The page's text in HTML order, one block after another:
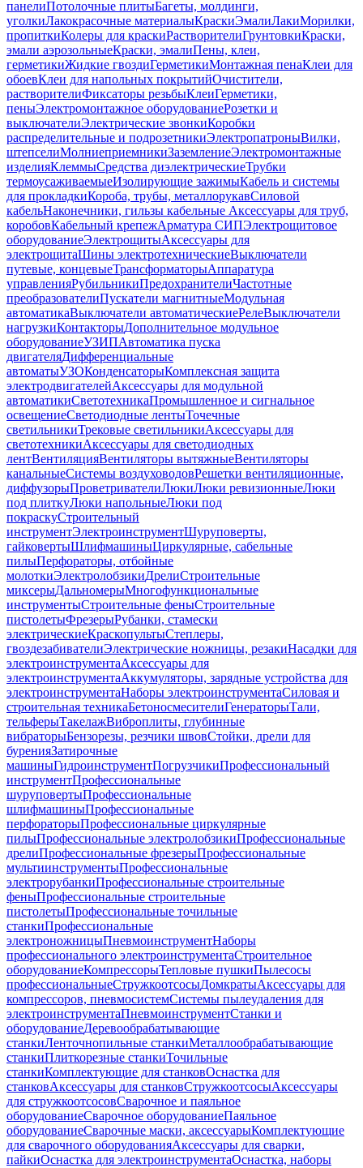
панелиПотолочные плитыБагеты, молдинги,
уголкиЛакокрасочные материалыКраскиЭмалиЛакиМорилки,
пропиткиКолеры для краскиРастворителиГрунтовкиКраски,
эмали аэрозольныеКраски, эмалиПены, клеи,
герметикиЖидкие гвоздиГерметикиМонтажная пенаКлеи для
обоевКлеи для напольных покрытийОчистители,
растворителиФиксаторы резьбыКлеиГерметики,
пеныЭлектромонтажное оборудованиеРозетки и
выключателиЭлектрические звонкиКоробки
распределительные и подрозетникиЭлектропатроныВилки,
штепселиМолниеприемникиЗаземлениеЭлектромонтажные
изделияКлеммыСредства диэлектрическиеТрубки
термоусаживаемыеИзолирующие зажимыКабель и системы
для прокладкиКороба, трубы, металлорукавСиловой
кабельНаконечники, гильзы кабельные Аксессуары для труб,
коробовКабельный крепежАрматура СИПЭлектрощитовое
оборудованиеЭлектрощитыАксессуары для
электрощитаШины электротехническиеВыключатели
путевые, концевыеТрансформаторыАппаратура
управленияРубильникиПредохранителиЧастотные
преобразователиПускатели магнитныеМодульная
автоматикаВыключатели автоматическиеРелеВыключатели
нагрузкиКонтакторыДополнительное модульное
оборудованиеУЗИПАвтоматика пуска
двигателяДифференциальные
автоматыУЗОКонденсаторыКомплексная защита
электродвигателейАксессуары для модульной
автоматикиСветотехникаПромышленное и сигнальное
освещениеСветодиодные лентыТочечные
светильникиТрековые светильникиАксессуары для
светотехникиАксессуары для светодиодных
лентВентиляцияВентиляторы вытяжныеВентиляторы
канальныеСистемы воздуховодовРешетки вентиляционные,
диффузорыПроветривателиЛюкиЛюки ревизионныеЛюки
под плиткуЛюки напольныеЛюки под
покраскуСтроительный
инструментЭлектроинструментШуруповерты,
гайковертыШлифмашиныЦиркулярные, сабельные
пилыПерфораторы, отбойные
молоткиЭлектролобзикиДрелиСтроительные
миксерыДальномерыМногофункциональные
инструментыСтроительные феныСтроительные
пистолетыФрезерыРубанки, стамески
электрическиеКраскопультыСтеплеры,
гвоздезабивателиЭлектрические ножницы, резакиНасадки для
электроинструментаАксессуары для
электроинструментаАккумуляторы, зарядные устройства для
электроинструментаНаборы электроинструментаСиловая и
строительная техникаБетоносмесителиГенераторыТали,
тельферыТакелажВиброплиты, глубинные
вибраторыБензорезы, резчики швовСтойки, дрели для
буренияЗатирочные
машиныГидроинструментПогрузчикиПрофессиональный
инструментПрофессиональные
шуруповертыПрофессиональные
шлифмашиныПрофессиональные
перфораторыПрофессиональные циркулярные
пилыПрофессиональные электролобзикиПрофессиональные
дрелиПрофессиональные фрезерыПрофессиональные
мультиинструментыПрофессиональные
электрорубанкиПрофессиональные строительные
феныПрофессиональные строительные
пистолетыПрофессиональные точильные
станкиПрофессиональные
электроножницыПневмоинструментНаборы
профессионального электроинструментаСтроительное
оборудованиеКомпрессорыТепловые пушкиПылесосы
профессиональныеСтружкоотсосыДомкратыАксессуары для
компрессоров, пневмосистемСистемы пылеудаления для
электроинструментаПневмоинструментСтанки и
оборудованиеДеревообрабатывающие
станкиЛенточнопильные станкиМеталлообрабатывающие
станкиПлиткорезные станкиТочильные
станкиКомплектующие для станковОснастка для
станковАксессуары для станковСтружкоотсосыАксессуары
для стружкоотсосовСварочное и паяльное
оборудованиеСварочное оборудованиеПаяльное
оборудованиеСварочные маски, аксессуарыКомплектующие
для сварочного оборудованияАксессуары для сварки,
пайкиОснастка для электроинструментаОснастка, наборы